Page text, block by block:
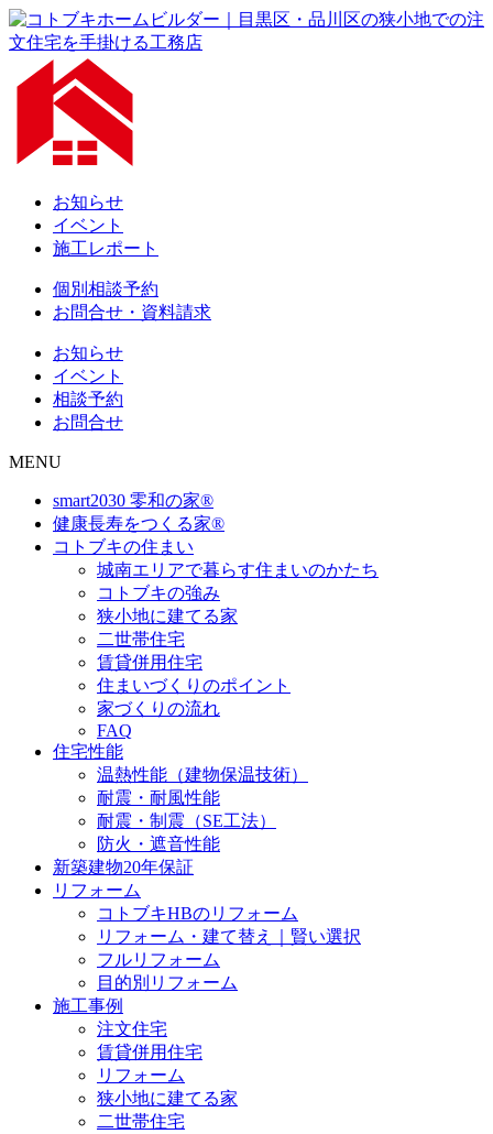
お知らせ
イベント
施工レポート
個別相談予約
お問合せ・資料請求
お知らせ
イベント
相談予約
お問合せ
MENU
smart2030 零和の家®
健康長寿をつくる家®
コトブキの住まい
城南エリアで暮らす住まいのかたち
コトブキの強み
狭小地に建てる家
二世帯住宅
賃貸併用住宅
住まいづくりのポイント
家づくりの流れ
FAQ
住宅性能
温熱性能（建物保温技術）
耐震・耐風性能
耐震・制震（SE工法）
防火・遮音性能
新築建物20年保証
リフォーム
コトブキHBのリフォーム
リフォーム・建て替え｜賢い選択
フルリフォーム
目的別リフォーム
施工事例
注文住宅
賃貸併用住宅
リフォーム
狭小地に建てる家
二世帯住宅